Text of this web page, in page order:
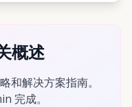
概述
和解决方案指南。
完成。